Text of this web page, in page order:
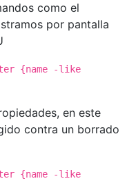
como el
por pantalla
{name -like
en este
contra un borrado
{name -like